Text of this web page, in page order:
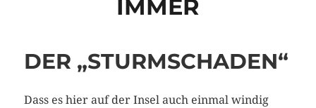
IMMER
DER „STURMSCHADEN“
Dass es hier auf der Insel auch einmal windig